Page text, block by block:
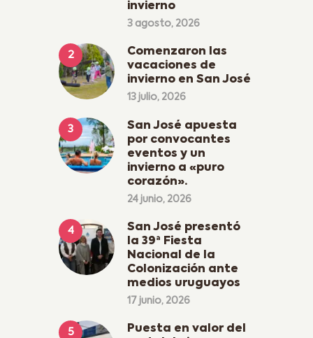
invierno
3 agosto, 2026
Comenzaron las
vacaciones de
invierno en San José
13 julio, 2026
San José apuesta
por convocantes
eventos y un
invierno a «puro
corazón».
24 junio, 2026
San José presentó
la 39ª Fiesta
Nacional de la
Colonización ante
medios uruguayos
17 junio, 2026
Puesta en valor del